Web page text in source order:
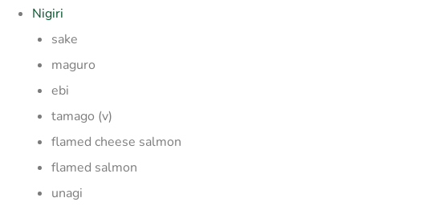
Nigiri
sake
maguro
ebi
tamago (v)
flamed cheese salmon
flamed salmon
unagi